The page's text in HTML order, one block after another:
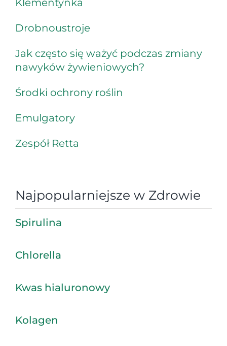
Klementynka
Drobnoustroje
Jak często się ważyć podczas zmiany
nawyków żywieniowych?
Środki ochrony roślin
Emulgatory
Zespół Retta
Najpopularniejsze w Zdrowie
Spirulina
Chlorella
Kwas hialuronowy
Kolagen